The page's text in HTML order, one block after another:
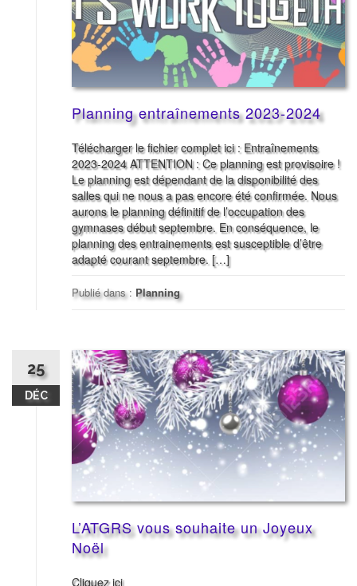
Planning entraînements 2023-2024
Télécharger le fichier complet ici : Entraînements
2023-2024 ATTENTION : Ce planning est provisoire !
Le planning est dépendant de la disponibilité des
salles qui ne nous a pas encore été confirmée. Nous
aurons le planning définitif de l’occupation des
gymnases début septembre. En conséquence, le
planning des entrainements est susceptible d’être
adapté courant septembre. […]
Publié dans : Planning
25
DÉC
L’ATGRS vous souhaite un Joyeux
Noël
Cliquez ici